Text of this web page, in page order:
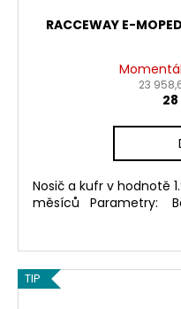
RACCEWAY E-
23
Nosič a kufr v hodnotě
měsíců Parametry:
TIP